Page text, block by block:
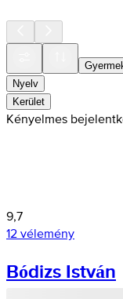
Nyelv
Kerület
Kényelmes
9,7
12 vélemény
Bódizs István